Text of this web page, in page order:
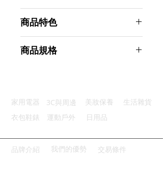
商品特色
超強吸力：磁力分布均勻不易脫落
商品規格
主要材質：ABS
商品尺寸：12*12*7cm
產地名稱：中國大陸
代理商：亞桓有限公司
家用電器 3C與周邊 美妝保養
生活雜貨
衣包鞋錶
運動戶外 日用品
品牌介紹 我們的優勢 交易條件